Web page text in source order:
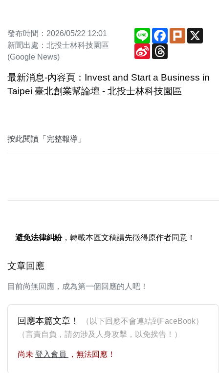
發布時間：2026/05/22 12:01
新聞出處：北投士林科技園區
(Google News)
Line Facebook
Plurk
Sina
Weibo
最新消息-內容頁：Invest and Start a Business in
Taipei 臺北創業幫論壇 - 北投士林科技園區
按此閱讀「完整報導」
避免法律糾紛，轉載本區文稿請先徵得原作者同意！
文章回應
目前尚無回應，成為第一個回應的人吧！
回應本篇文章！
（以下回應不會連結到FaceBook）
（言責自負，請勿涉及人身攻擊，以免挨告！）
尚未 登入會員 ，無法回應！